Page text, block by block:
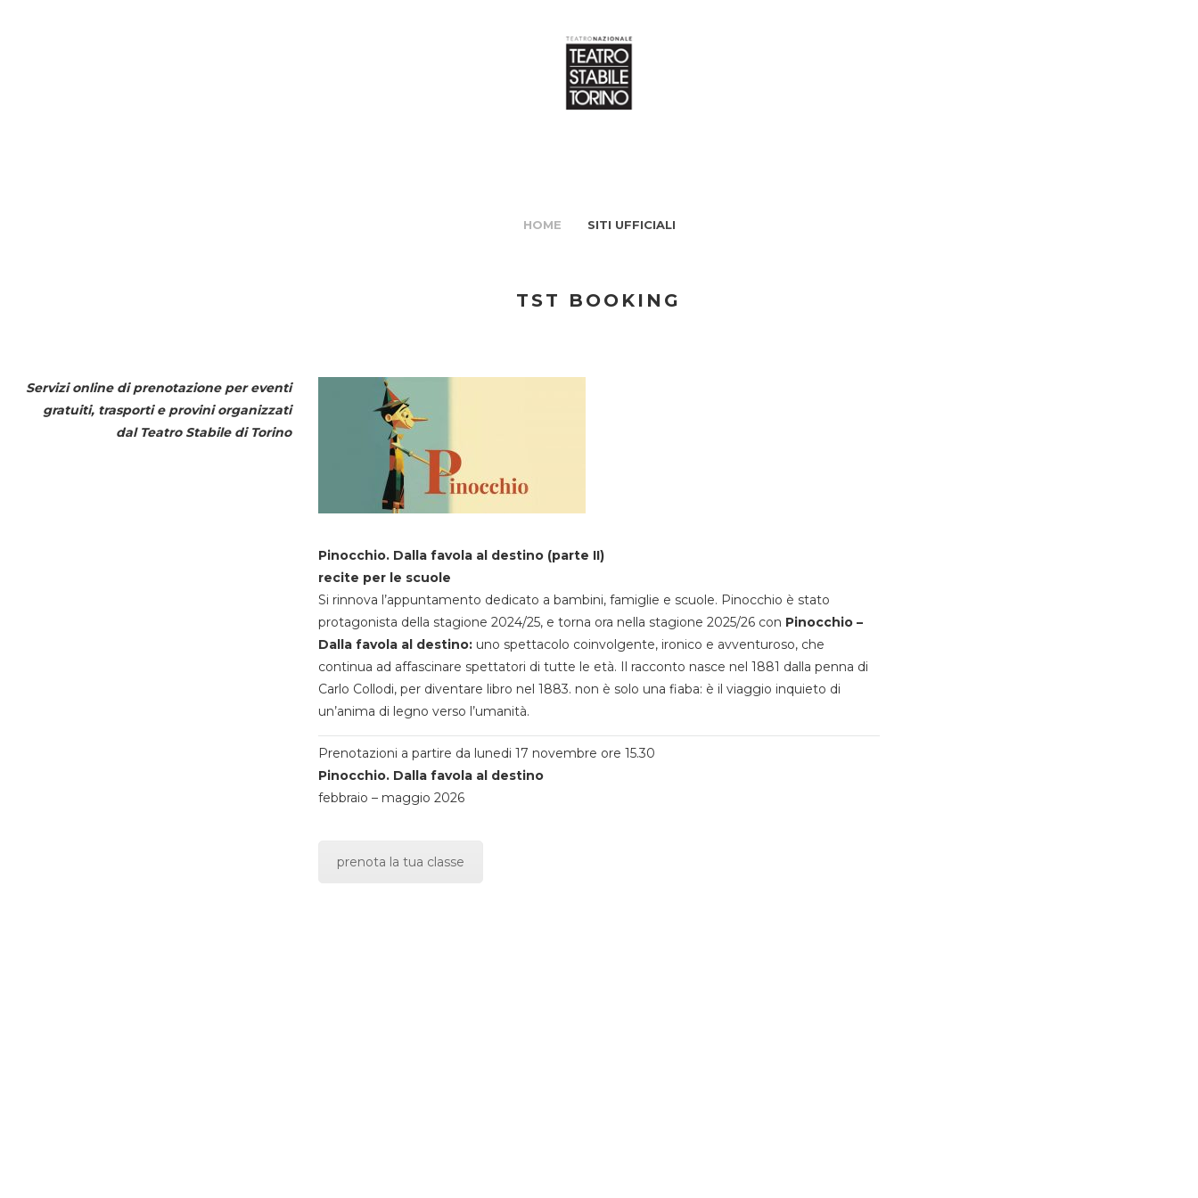
HOME SITI UFFICIALI
TST BOOKING
Servizi online di prenotazione per eventi
gratuiti, trasporti e provini organizzati
dal Teatro Stabile di Torino
Pinocchio. Dalla favola al destino (parte II)
recite per le scuole
Si rinnova l’appuntamento dedicato a bambini, famiglie e scuole. Pinocchio è stato
protagonista della stagione 2024/25, e torna ora nella stagione 2025/26 con Pinocchio –
Dalla favola al destino:uno spettacolo coinvolgente, ironico e avventuroso, che
continua ad affascinare spettatori di tutte le età. Il racconto nasce nel 1881 dalla penna di
Carlo Collodi, per diventare libro nel 1883. non è solo una fiaba: è il viaggio inquieto di
un’anima di legno verso l’umanità.
Prenotazioni a partire da lunedi 17 novembre ore 15.30
Pinocchio. Dalla favola al destino
febbraio – maggio 2026
prenota la tua classe